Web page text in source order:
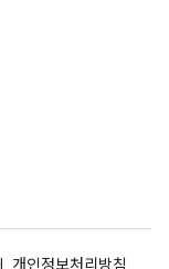
개인정보처리방침